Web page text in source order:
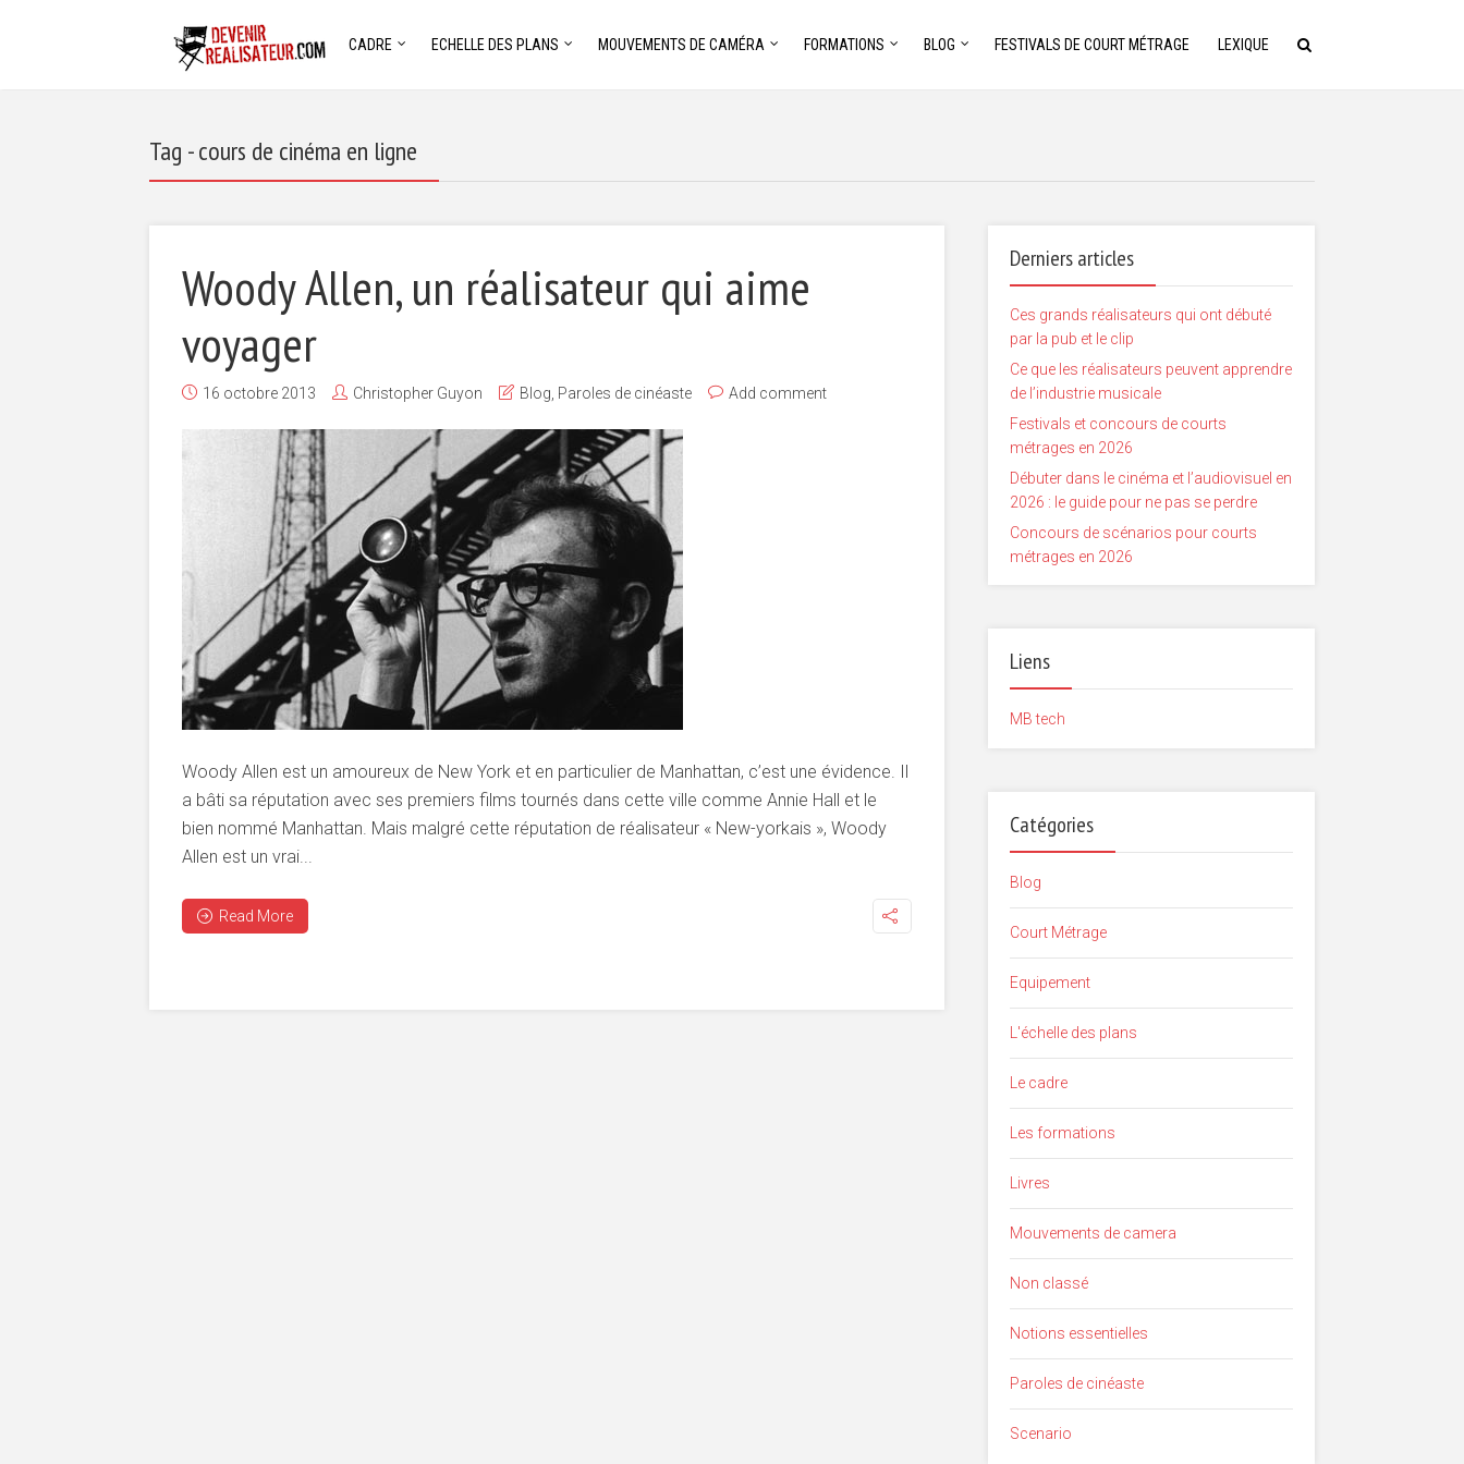
CADRE ECHELLE DES PLANS MOUVEMENTS DE CAMÉRA FORMATIONS BLOG FESTIVALS DE COURT MÉTRAGE LEXIQUE
Tag - cours de cinéma en ligne
Woody Allen, un réalisateur qui aime
voyager
16 octobre 2013 Christopher Guyon Blog Paroles de cinéaste Add comment
Woody Allen est un amoureux de New York et en particulier de Manhattan, c’est une évidence. Il
a bâti sa réputation avec ses premiers films tournés dans cette ville comme Annie Hall et le
bien nommé Manhattan. Mais malgré cette réputation de réalisateur « New-yorkais », Woody
Allen est un vrai...
Read More
Derniers articles
Ces grands réalisateurs qui ont débuté
par la pub et le clip
Ce que les réalisateurs peuvent apprendre
de l’industrie musicale
Festivals et concours de courts
métrages en 2026
Débuter dans le cinéma et l’audiovisuel en
2026 : le guide pour ne pas se perdre
Concours de scénarios pour courts
métrages en 2026
Liens
MB tech
Catégories
Blog
Court Métrage
Equipement
L'échelle des plans
Le cadre
Les formations
Livres
Mouvements de camera
Non classé
Notions essentielles
Paroles de cinéaste
Scenario